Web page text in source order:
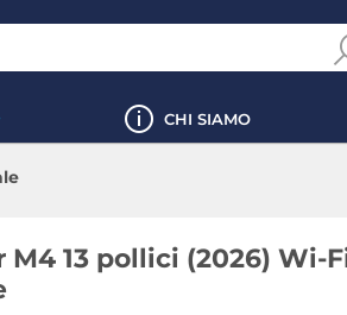
CHI SIAMO
13 pollici (2026) Wi-